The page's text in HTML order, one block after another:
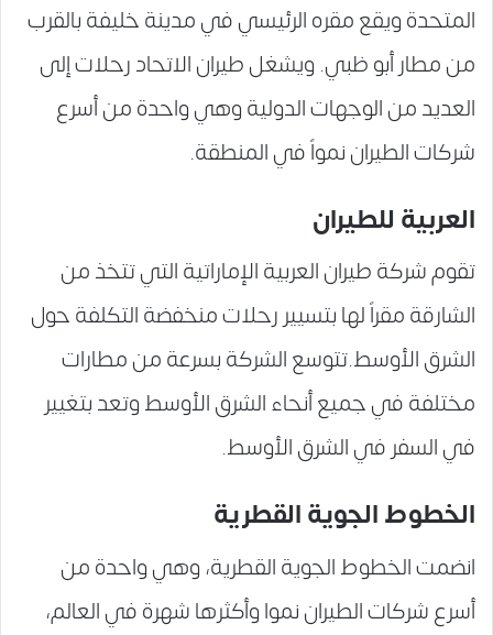
المتحدة ويقع مقره الرئيسي في مدينة خليفة بالقرب
من مطار أبو ظبي. ويشغل طيران الاتحاد رحلات إلى
العديد من الوجهات الدولية وهي واحدة من أسرع
شركات الطيران نمواً في المنطقة.
العربية للطيران
تقوم شركة طيران العربية الإماراتية التي تتخذ من
الشارقة مقراً لها بتسيير رحلات منخفضة التكلفة حول
الشرق الأوسط.تتوسع الشركة بسرعة من مطارات
مختلفة في جميع أنحاء الشرق الأوسط وتعد بتغيير
في السفر في الشرق الأوسط.
الخطوط الجوية القطرية
انضمت الخطوط الجوية القطرية، وهي واحدة من
أسرع شركات الطيران نموا وأكثرها شهرة في العالم،